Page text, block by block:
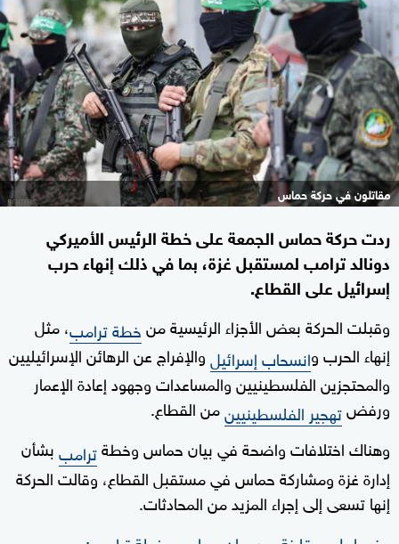
مقاتلون في حركة حماس
ردت حركة حماس الجمعة على خطة الرئيس الأميركي
دونالد ترامب لمستقبل غزة، بما في ذلك إنهاء حرب
إسرائيل على القطاع.
وقبلت الحركة بعض الأجزاء الرئيسية منخطة ترامب، مثل
إنهاء الحرب وانسحاب إسرائيلوالإفراج عن الرهائن الإسرائيليين
والمحتجزين الفلسطينيين والمساعدات وجهود إعادة الإعمار
ورفضتهجير الفلسطينيينمن القطاع.
وهناك اختلافات واضحة في بيان حماس وخطةترامببشأن
إدارة غزة ومشاركة حماس في مستقبل القطاع، وقالت الحركة
إنها تسعى إلى إجراء المزيد من المحادثات.